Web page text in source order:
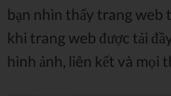
bạn nhìn thấy trang web
khi trang web được tải
hình ảnh, liên kết và mọi